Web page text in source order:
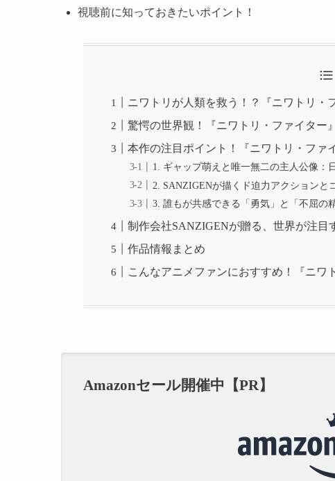
視聴前に知っておきたいポイント！
ニワトリが人類を救う！？『ニワトリ・
驚愕の世界観！『ニワトリ・ファイター
本作の注目ポイント！『ニワトリ・ファ
1. ギャップ萌えと唯一無二の主人公像：
2. SANZIGENが描くド迫力アクションと
3. 誰もが共感できる「勇気」と「不屈の
制作会社SANZIGENが贈る、世界が注目
作品情報まとめ
こんなアニメファンにおすすめ！『ニワ
Amazonセール開催中【PR】